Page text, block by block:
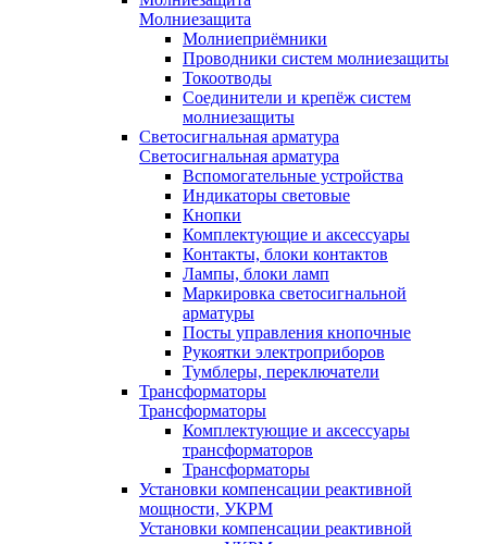
Молниезащита
Молниеприёмники
Проводники систем молниезащиты
Токоотводы
Соединители и крепёж систем
молниезащиты
Светосигнальная арматура
Светосигнальная арматура
Вспомогательные устройства
Индикаторы световые
Кнопки
Комплектующие и аксессуары
Контакты, блоки контактов
Лампы, блоки ламп
Маркировка светосигнальной
арматуры
Посты управления кнопочные
Рукоятки электроприборов
Тумблеры, переключатели
Трансформаторы
Трансформаторы
Комплектующие и аксессуары
трансформаторов
Трансформаторы
Установки компенсации реактивной
мощности, УКРМ
Установки компенсации реактивной